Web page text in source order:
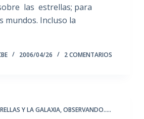
las estrellas; para
Incluso la
2006/04/26 2 COMENTARIOS
Y LA GALAXIA,OBSERVANDO.....